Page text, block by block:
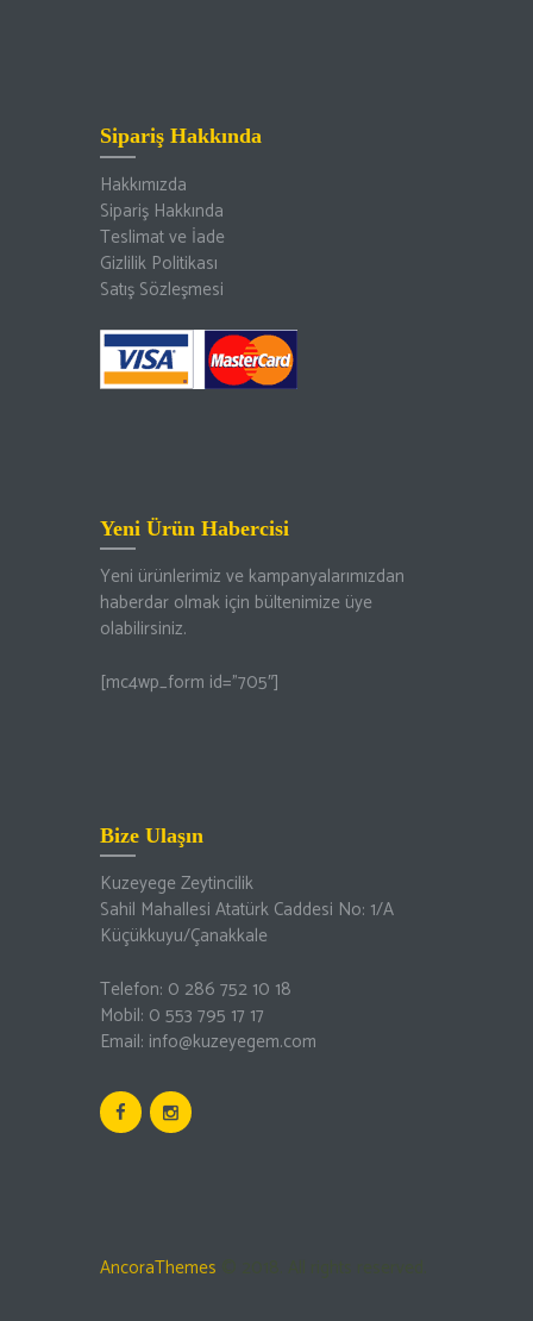
Sipariş Hakkında
Hakkımızda
Sipariş Hakkında
Teslimat ve İade
Gizlilik Politikası
Satış Sözleşmesi
Yeni Ürün Habercisi
Yeni ürünlerimiz ve kampanyalarımızdan
haberdar olmak için bültenimize üye
olabilirsiniz.
[mc4wp_form id=”705″]
Bize Ulaşın
Kuzeyege Zeytincilik
Sahil Mahallesi Atatürk Caddesi No: 1/A
Küçükkuyu/Çanakkale
Telefon: 0 286 752 10 18
Mobil: 0 553 795 17 17
Email: info@kuzeyegem.com
AncoraThemes